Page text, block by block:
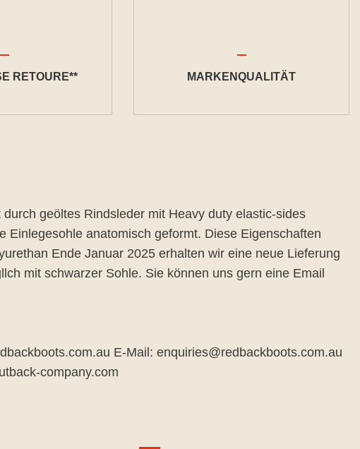
RETOURE** MARKENQUALITÄT
geöltes Rindsleder mit Heavy duty elastic-sides
anatomisch geformt. Diese Eigenschaften
Ende Januar 2025 erhalten wir eine neue Lieferung
mit schwarzer Sohle. Sie können uns gern eine Email
E-Mail: enquiries@redbackboots.com.au
company.com